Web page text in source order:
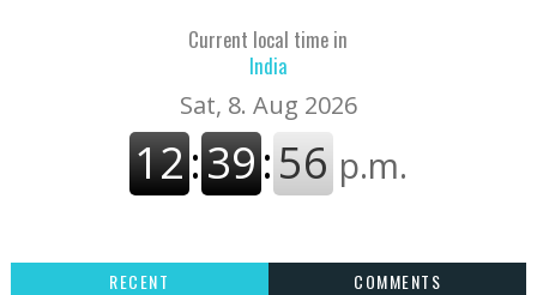
Current local time in
India
RECENT
COMMENTS